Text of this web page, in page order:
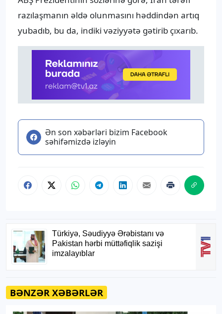
razılaşmanın əldə olunmasını həddindən artıq
yubadıb, bu da, indiki vəziyyətə gətirib çıxarıb.
Ən son xəbərləri bizim Facebook
səhifəmizdə izləyin
BƏNZƏR XƏBƏRLƏR